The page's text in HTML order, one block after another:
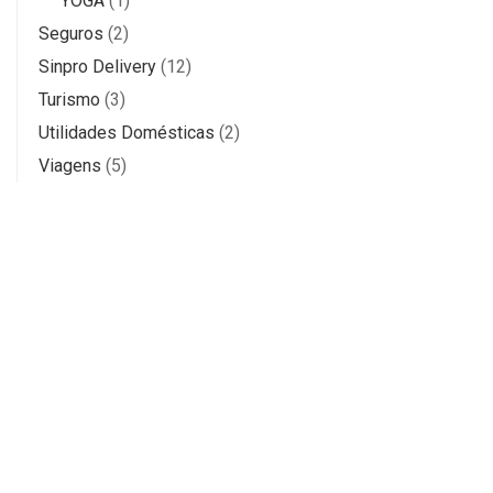
Seguros (2)
Sinpro Delivery (12)
Turismo (3)
Utilidades Domésticas (2)
Viagens (5)